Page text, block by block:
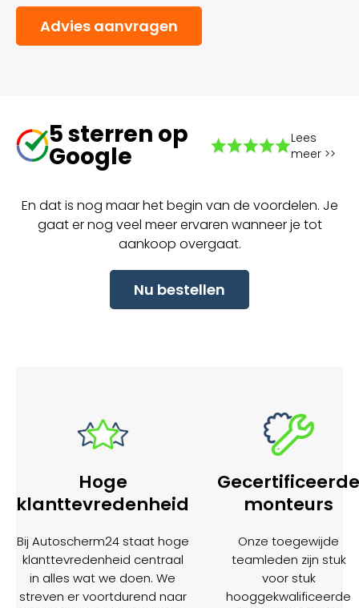
Advies aanvragen
5 sterren op
Google
Lees
meer >>
En dat is nog maar het begin van de voordelen. Je
gaat er nog veel meer ervaren wanneer je tot
aankoop overgaat.
Nu bestellen
Hoge
klanttevredenheid
Bij Autoscherm24 staat hoge
klanttevredenheid centraal
in alles wat we doen. We
streven er voortdurend naar
Gecertificeerde
monteurs
Onze toegewijde
teamleden zijn stuk
voor stuk
hooggekwalificeerde